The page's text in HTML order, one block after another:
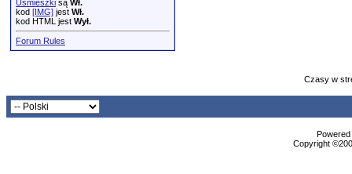
Uśmieszki są Wł.
kod [IMG] jest Wł.
kod HTML jest Wył.
Forum Rules
Czasy w
Copyright